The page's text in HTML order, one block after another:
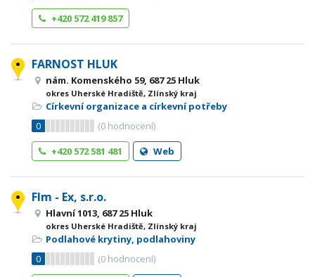
+420 572 419 857
FARNOST HLUK
nám. Komenského 59, 687 25 Hluk
okres Uherské Hradiště, Zlínský kraj
Církevní organizace a církevní potřeby
0
(0 hodnocení)
+420 572 581 481
Web
FIm - Ex, s.r.o.
Hlavní 1013, 687 25 Hluk
okres Uherské Hradiště, Zlínský kraj
Podlahové krytiny, podlahoviny
0
(0 hodnocení)